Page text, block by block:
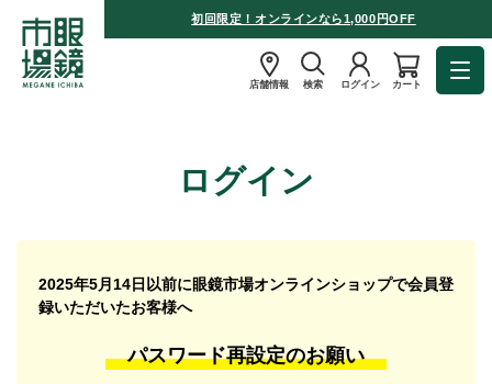
初回限定！オンラインなら1,000円OFF
店舗情報 検索 ログイン カート
ログイン
2025年5月14日以前に眼鏡市場オンラインショップで会員登
録いただいたお客様へ
パスワード再設定のお願い